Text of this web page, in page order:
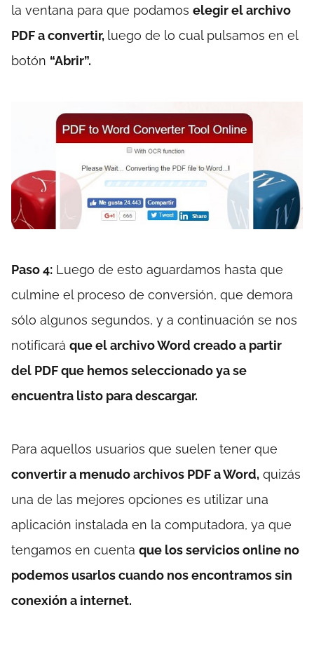
la ventana para que podamos elegir el archivo
PDF a convertir, luego de lo cual pulsamos en el
botón “Abrir”.
Paso 4: Luego de esto aguardamos hasta que
culmine el proceso de conversión, que demora
sólo algunos segundos, y a continuación se nos
notificará que el archivo Word creado a partir
del PDF que hemos seleccionado ya se
encuentra listo para descargar.
Para aquellos usuarios que suelen tener que
convertir a menudo archivos PDF a Word, quizás
una de las mejores opciones es utilizar una
aplicación instalada en la computadora, ya que
tengamos en cuenta que los servicios online no
podemos usarlos cuando nos encontramos sin
conexión a internet.